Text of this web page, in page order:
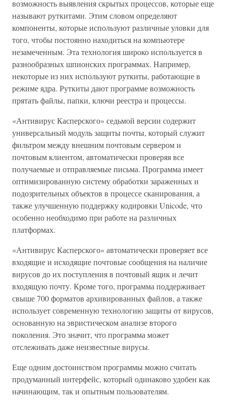
возможность выявления скрытых процессов, которые еще
называют руткитами. Этим словом определяют
компоненты, которые используют различные уловки для
того, чтобы постоянно находиться на компьютере
незамеченным. Эта технология широко используется в
разнообразных шпионских программах. Например,
некоторые из них используют руткиты, работающие в
режиме ядра. Руткиты дают программе возможность
прятать файлы, папки, ключи реестра и процессы.
«Антивирус Касперского» седьмой версии содержит
универсальный модуль защиты почты, который служит
фильтром между внешним почтовым сервером и
почтовым клиентом, автоматически проверяя все
получаемые и отправляемые письма. Программа имеет
оптимизированную систему обработки зараженных и
подозрительных объектов в процессе сканирования, а
также улучшенную поддержку кодировки Unicode, что
особенно необходимо при работе на различных
платформах.
«Антивирус Касперского» автоматически проверяет все
входящие и исходящие почтовые сообщения на наличие
вирусов до их поступления в почтовый ящик и лечит
входящую почту. Кроме того, программа поддерживает
свыше 700 форматов архивированных файлов, а также
использует современную технологию защиты от вирусов,
основанную на эвристическом анализе второго
поколения. Это значит, что программа может
отслеживать даже неизвестные вирусы.
Еще одним достоинством программы можно считать
продуманный интерфейс, который одинаково удобен как
начинающим, так и опытным пользователям.